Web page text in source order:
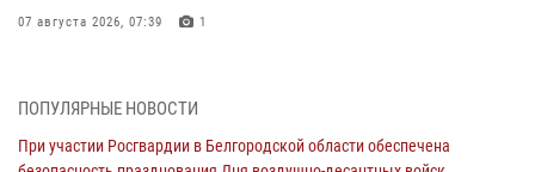
07 августа 2026, 07:39 1
ПОПУЛЯРНЫЕ НОВОСТИ
При участии Росгвардии в Белгородской области обеспечена